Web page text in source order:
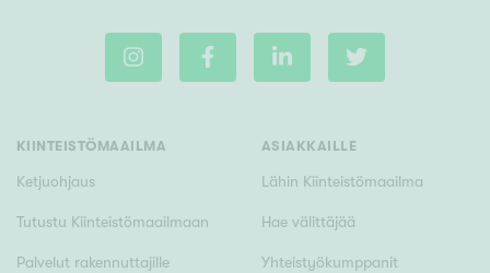
KIINTEISTÖMAAILMA
Ketjuohjaus
Tutustu Kiinteistömaailmaan
Palvelut rakennuttajille
ASIAKKAILLE
Lähin Kiinteistömaailma
Hae välittäjää
Yhteistyökumppanit